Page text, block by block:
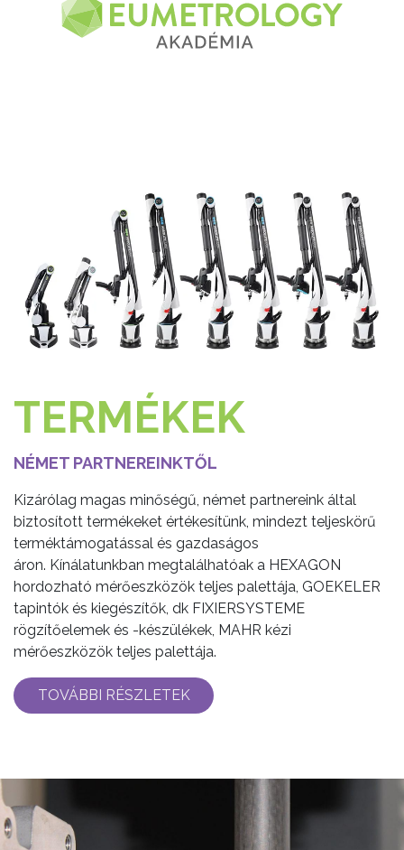
TERMÉKEK
NÉMET PARTNEREINKTŐL
Kizárólag magas minőségű, német partnereink által
biztosított termékeket értékesítünk, mindezt teljeskörű
terméktámogatással és gazdaságos
áron. Kínálatunkban megtalálhatóak a HEXAGON
hordozható mérőeszközök teljes palettája, GOEKELER
tapintók és kiegészítők, dk FIXIERSYSTEME
rögzítőelemek és -készülékek, MAHR kézi
mérőeszközök teljes palettája.
TOVÁBBI RÉSZLETEK